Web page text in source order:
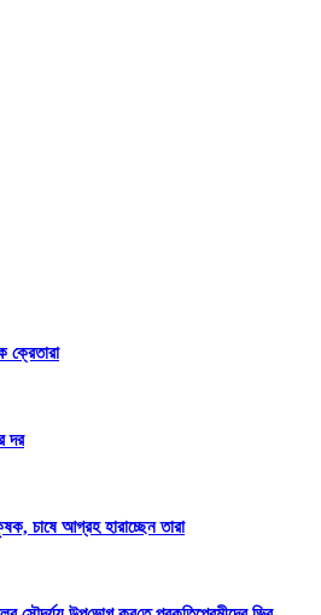
ক্রেতারা
দর
চাষে আগ্রহ হারাচ্ছেন তারা